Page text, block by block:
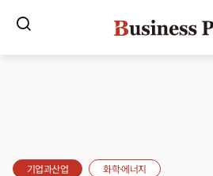
기업과산업 화학·에너지